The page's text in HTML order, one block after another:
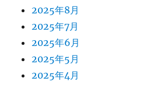
2025年8月
2025年7月
2025年6月
2025年5月
2025年4月